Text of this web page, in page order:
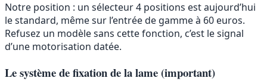
Notre position : un sélecteur 4 positions est aujourd’hui
le standard, même sur l’entrée de gamme à 60 euros.
Refusez un modèle sans cette fonction, c’est le signal
d’une motorisation datée.
Le système de fixation de la lame (important)